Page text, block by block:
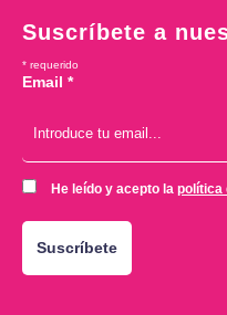
Suscríbete a
* requerido
Email *
He leído y acepto la política